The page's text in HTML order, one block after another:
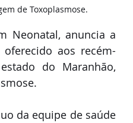
de Toxoplasmose.
Neonatal, anuncia a
aos recém-
do Maranhão,
da equipe de saúde